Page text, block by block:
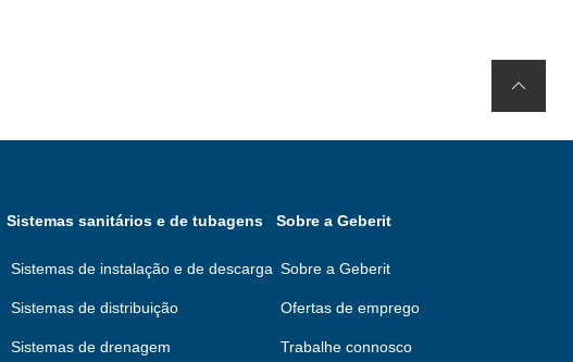
Sistemas sanitários e de tubagens
Sistemas de instalação e de descarga
Sistemas de distribuição
Sistemas de drenagem
Sobre a Geberit
Sobre a Geberit
Ofertas de emprego
Trabalhe connosco